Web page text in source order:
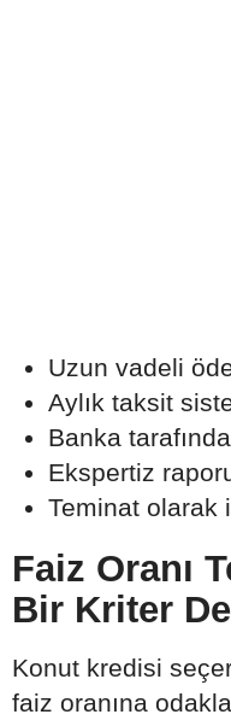
Uzun vadeli
Aylık taksit
Banka
Ekspertiz
Teminat olarak
Faiz Oranı
Bir Kriter
Konut kredisi
faiz oranına